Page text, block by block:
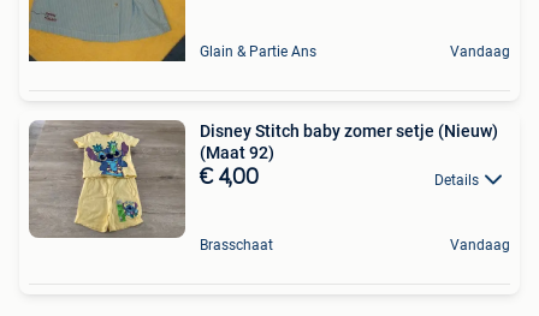
Glain & Partie Ans Vandaag
Disney Stitch baby zomer setje (Nieuw)
(Maat 92)
€ 4,00 Details
Brasschaat Vandaag